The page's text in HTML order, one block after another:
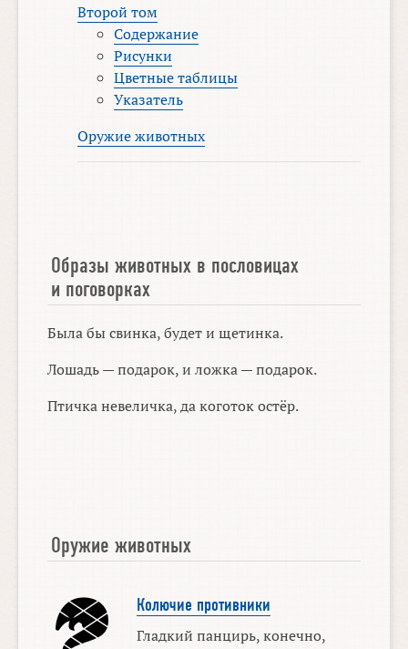
Второй том
Содержание
Рисунки
Цветные таблицы
Указатель
Оружие животных
Образы животных в пословицах
и поговорках
Была бы свинка, будет и щетинка.
Лошадь — подарок, и ложка — подарок.
Птичка невеличка, да коготок остёр.
Оружие животных
Колючие противники
Гладкий панцирь, конечно,